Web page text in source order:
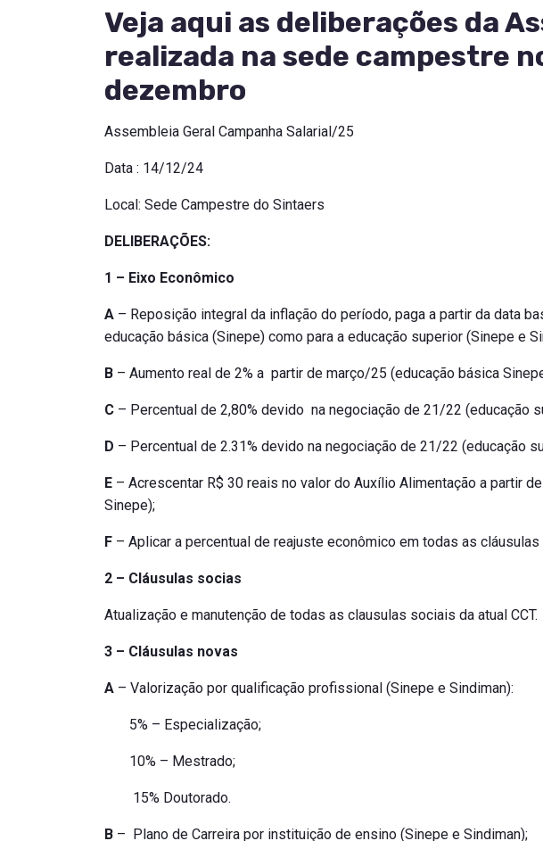
Veja aqui as deliberações da
realizada na sede campestre
dezembro
Assembleia Geral Campanha Salarial/25
Data : 14/12/24
Local: Sede Campestre do Sintaers
DELIBERAÇÕES:
1 – Eixo Econômico
A – Reposição integral da inflação do período, paga a partir da data
educação básica (Sinepe) como para a educação superior (Sinepe e
B – Aumento real de 2% a partir de março/25 (educação básica
C – Percentual de 2,80% devido na negociação de 21/22 (educação
D – Percentual de 2.31% devido na negociação de 21/22 (educação
E – Acrescentar R$ 30 reais no valor do Auxílio Alimentação a partir
Sinepe);
F – Aplicar a percentual de reajuste econômico em todas as cláusulas
2 – Cláusulas socias
Atualização e manutenção de todas as clausulas sociais da atual CCT.
3 – Cláusulas novas
A – Valorização por qualificação profissional (Sinepe e Sindiman):
5% – Especialização;
10% – Mestrado;
15% Doutorado.
B – Plano de Carreira por instituição de ensino (Sinepe e Sindiman);